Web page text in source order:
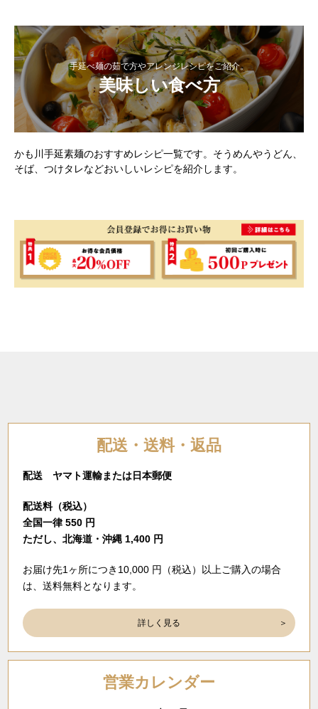
手延べ麺の茹で方やアレンジレシピをご紹介。
美味しい食べ方
かも川手延素麺のおすすめレシピ一覧です。そうめんやうどん、
そば、つけタレなどおいしいレシピを紹介します。
配送・送料・返品
配送 ヤマト運輸または日本郵便
配送料（税込）
全国一律 550 円
ただし、北海道・沖縄 1,400 円
お届け先1ヶ所につき10,000 円（税込）以上ご購入の場合
は、送料無料となります。
詳しく見る
営業カレンダー